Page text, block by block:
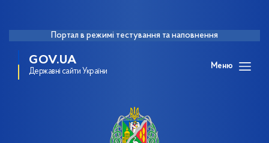
Портал в режимі тестування та наповнення
GOV.UA
Державні сайти України
Меню